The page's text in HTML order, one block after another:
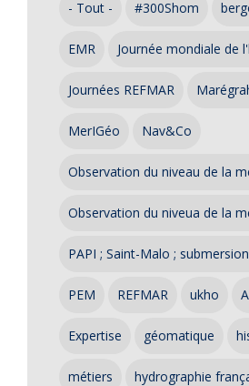
- Tout - #300Shom
EMR Journée mondiale de
Journées REFMAR
MerIGéo Nav&Co
Observation du niveau de la
Observation du niveua de la
PAPI ; Saint-Malo ;
PEM REFMAR ukho
Expertise géomatique
métiers hydrographie